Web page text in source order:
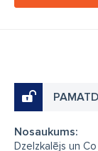
Nosaukums:
Dzelzkalējs un Co